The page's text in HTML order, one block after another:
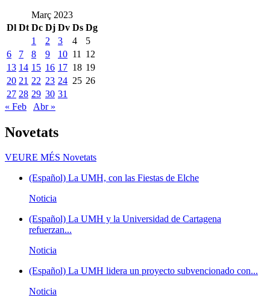
Març 2023
Dl Dt Dc Dj Dv Ds Dg
1
2 3 4
5
6
7 8 9 10 11
12
13 14 15 16 17 18 19
20 21 22 23 24 25 26
27 28 29 30 31
« Feb
Abr »
Novetats
VEURE MÉS Novetats
(Español) La UMH, con las Fiestas de Elche
Noticia
(Español) La UMH y la Universidad de Cartagena
refuerzan...
Noticia
(Español) La UMH lidera un proyecto subvencionado con...
Noticia